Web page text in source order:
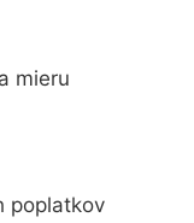
mieru
poplatkov